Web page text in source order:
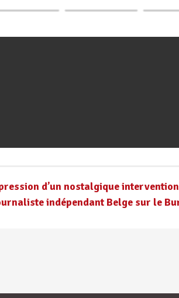
d’un nostalgique
indépendant Belge sur le